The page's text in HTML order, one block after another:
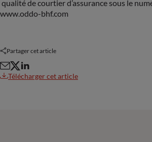
qualité de courtier d’assurance sous le
www.oddo-bhf.com
Partager cet article
Télécharger cet article